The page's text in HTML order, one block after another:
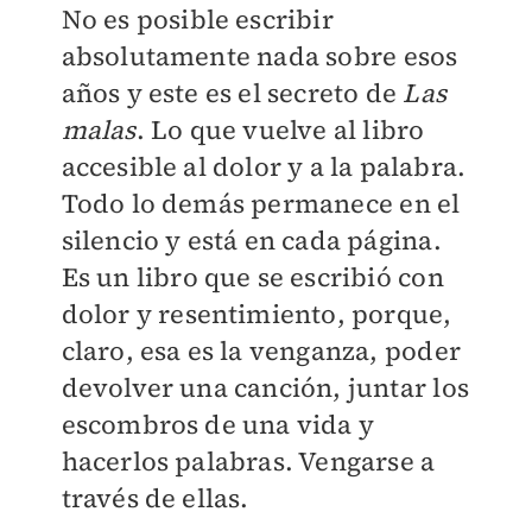
No es posible escribir
absolutamente nada sobre esos
años y este es el secreto de Las
malas. Lo que vuelve al libro
accesible al dolor y a la palabra.
Todo lo demás permanece en el
silencio y está en cada página.
Es un libro que se escribió con
dolor y resentimiento, porque,
claro, esa es la venganza, poder
devolver una canción, juntar los
escombros de una vida y
hacerlos palabras. Vengarse a
través de ellas.